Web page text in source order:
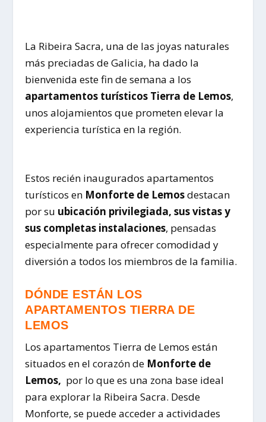
La Ribeira Sacra, una de las joyas naturales
más preciadas de Galicia, ha dado la
bienvenida este fin de semana a los
apartamentos turísticos Tierra de Lemos,
unos alojamientos que prometen elevar la
experiencia turística en la región.
Estos recién inaugurados apartamentos
turísticos en Monforte de Lemosdestacan
por su ubicación privilegiada, sus vistas y
sus completas instalaciones, pensadas
especialmente para ofrecer comodidad y
diversión a todos los miembros de la familia.
DÓNDE ESTÁN LOS
APARTAMENTOS TIERRA DE
LEMOS
Los apartamentos Tierra de Lemos están
situados en el corazón de Monforte de
Lemos, por lo que es una zona base ideal
para explorar la Ribeira Sacra. Desde
Monforte, se puede acceder a actividades